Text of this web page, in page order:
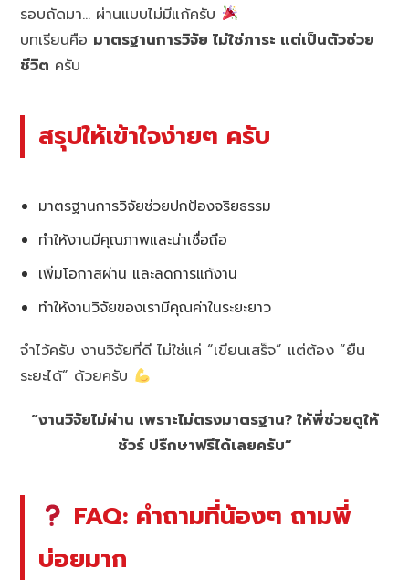
รอบถัดมา… ผ่านแบบไม่มีแก้ครับ
บทเรียนคือ มาตรฐานการวิจัย ไม่ใช่ภาระ แต่เป็นตัวช่วย
ชีวิต ครับ
สรุปให้เข้าใจง่ายๆ ครับ
มาตรฐานการวิจัยช่วยปกป้องจริยธรรม
ทำให้งานมีคุณภาพและน่าเชื่อถือ
เพิ่มโอกาสผ่าน และลดการแก้งาน
ทำให้งานวิจัยของเรามีคุณค่าในระยะยาว
จำไว้ครับ งานวิจัยที่ดี ไม่ใช่แค่ “เขียนเสร็จ” แต่ต้อง “ยืน
ระยะได้” ด้วยครับ
“งานวิจัยไม่ผ่าน เพราะไม่ตรงมาตรฐาน? ให้พี่ช่วยดูให้
ชัวร์ ปรึกษาฟรีได้เลยครับ”
FAQ: คำถามที่น้องๆ ถามพี่
บ่อยมาก